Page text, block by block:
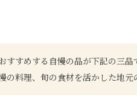
すすめする自慢の品が下記の三品
の料理、旬の食材を活かした地